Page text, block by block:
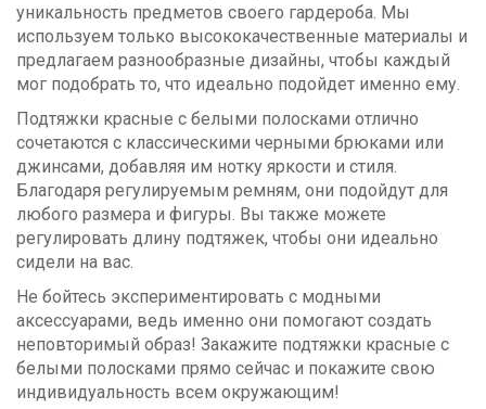
уникальность предметов своего гардероба. Мы
используем только высококачественные материалы и
предлагаем разнообразные дизайны, чтобы каждый
мог подобрать то, что идеально подойдет именно ему.
Подтяжки красные с белыми полосками отлично
сочетаются с классическими черными брюками или
джинсами, добавляя им нотку яркости и стиля.
Благодаря регулируемым ремням, они подойдут для
любого размера и фигуры. Вы также можете
регулировать длину подтяжек, чтобы они идеально
сидели на вас.
Не бойтесь экспериментировать с модными
аксессуарами, ведь именно они помогают создать
неповторимый образ! Закажите подтяжки красные с
белыми полосками прямо сейчас и покажите свою
индивидуальность всем окружающим!